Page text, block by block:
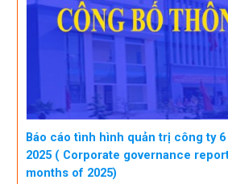
Báo cáo tình hình quản trị công ty
2025 ( Corporate governance
months of 2025)